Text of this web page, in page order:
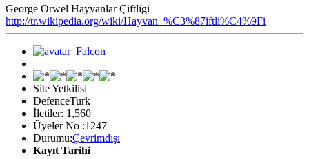
George Orwel Hayvanlar Çiftligi
http://tr.wikipedia.org/wiki/Hayvan_%C3%87iftli%C4%9Fi
Site Yetkilisi
DefenceTurk
İletiler: 1,560
Üyeler No :1247
Durumu:Çevrimdışı
Kayıt Tarihi